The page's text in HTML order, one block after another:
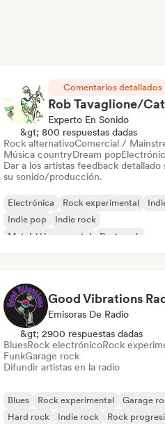
Comentarios detallados
Experto En Sonido
&gt; 800 respuestas dadas
Rock alternativoComercial /
Música countryDream pop
Dar a los artistas feedback detallado
su sonido/producción.
Electrónica Rock experimental
Indie pop
Indie rock
Metal / Heavy metal
Post punk
Good Vibrations
Emisoras De Radio
&gt; 2900 respuestas dadas
BluesRock electrónicoRock
FunkGarage rock
Difundir artistas en la radio
Blues Rock experimental
Garage
Hard rock
Indie rock
Rock